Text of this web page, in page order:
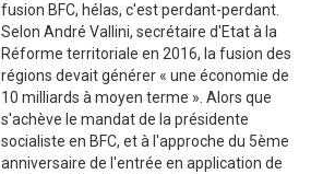
fusion BFC, hélas, c'est perdant-perdant.
Selon André Vallini, secrétaire d'Etat à la
Réforme territoriale en 2016, la fusion des
régions devait générer « une économie de
10 milliards à moyen terme ». Alors que
s'achève le mandat de la présidente
socialiste en BFC, et à l'approche du 5ème
anniversaire de l'entrée en application de